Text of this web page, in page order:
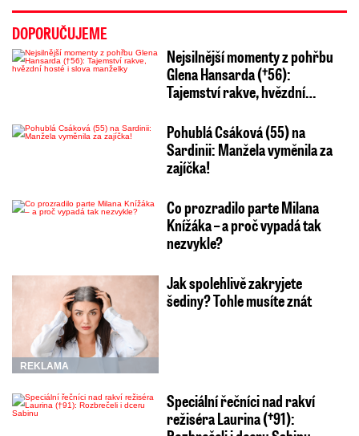
DOPORUČUJEME
Nejsilnější momenty z pohřbu
Glena Hansarda (†56):
Tajemství rakve, hvězdní…
Pohublá Csáková (55) na
Sardinii: Manžela vyměnila za
zajíčka!
Co prozradilo parte Milana
Knížáka – a proč vypadá tak
nezvykle?
REKLAMA
Jak spolehlivě zakryjete
šediny? Tohle musíte znát
Speciální řečníci nad rakví
režiséra Laurina (†91):